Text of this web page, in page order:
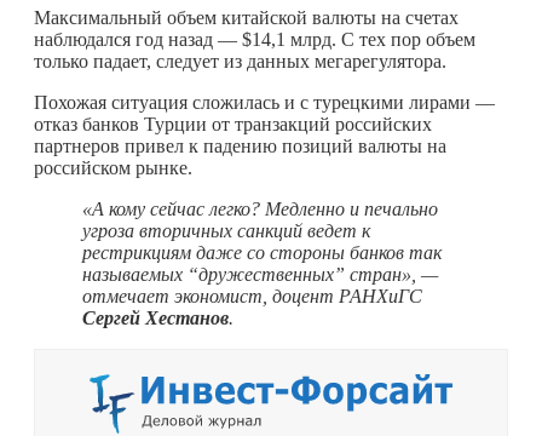
Максимальный объем китайской валюты на счетах
наблюдался год назад — $14,1 млрд. С тех пор объем
только падает, следует из данных мегарегулятора.
Похожая ситуация сложилась и с турецкими лирами —
отказ банков Турции от транзакций российских
партнеров привел к падению позиций валюты на
российском рынке.
«А кому сейчас легко? Медленно и печально
угроза вторичных санкций ведет к
рестрикциям даже со стороны банков так
называемых “дружественных” стран», —
отмечает экономист, доцент РАНХиГС
Сергей Хестанов.